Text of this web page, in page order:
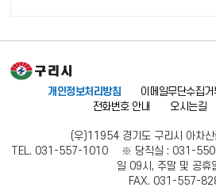
개인정보처리방침 이메일무단수집거
전화번호 안내
오시는길
(우)11954 경기도 구리시 아차
TEL. 031-557-1010 ※ 당직실 : 031-
일 09시, 주말 및 공휴
FAX. 031-557-